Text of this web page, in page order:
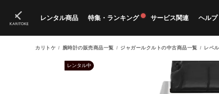
レンタル商品
ブランド一覧 すべての商品 新入荷商品 新
特集・ランキング
特集 ランキング
サービス関連
料金プラン 獲
ヘルプ
ご
カリトケ 腕時計の販売商品一覧 ジャガールクルトの中古商品一覧 レベ
レンタル中